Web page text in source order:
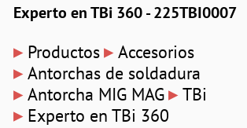
Experto en TBi 360 - 225TBI0007
▸ Productos▸ Accesorios
▸ Antorchas de soldadura
▸ Antorcha MIG MAG▸ TBi
▸ Experto en TBi 360